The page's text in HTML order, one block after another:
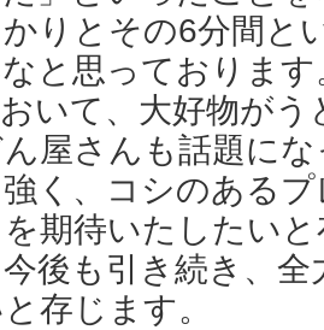
りとその6分間と
と思っておりま
いて、大好物が
屋さんも話題に
く、コシのある
期待いたしたい
後も引き続き、
存じます。